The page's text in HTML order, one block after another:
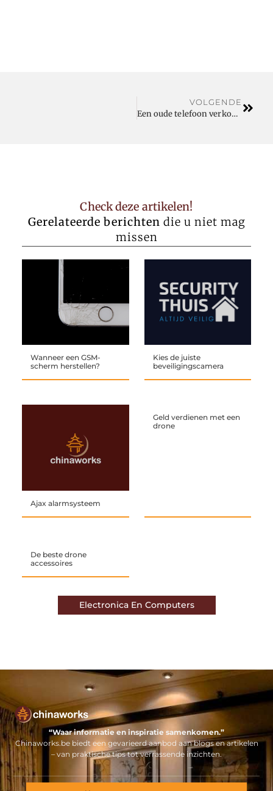
VOLGENDE
Een oude telefoon verkopen
Check deze artikelen!
Gerelateerde berichten die u niet mag
missen
Wanneer een GSM-
scherm herstellen?
Kies de juiste
beveiligingscamera
Ajax alarmsysteem
Geld verdienen met een
drone
De beste drone
accessoires
Electronica En Computers
“Waar informatie en inspiratie samenkomen.”
Chinaworks.be biedt een gevarieerd aanbod aan blogs en artikelen
– van praktische tips tot verrassende inzichten.